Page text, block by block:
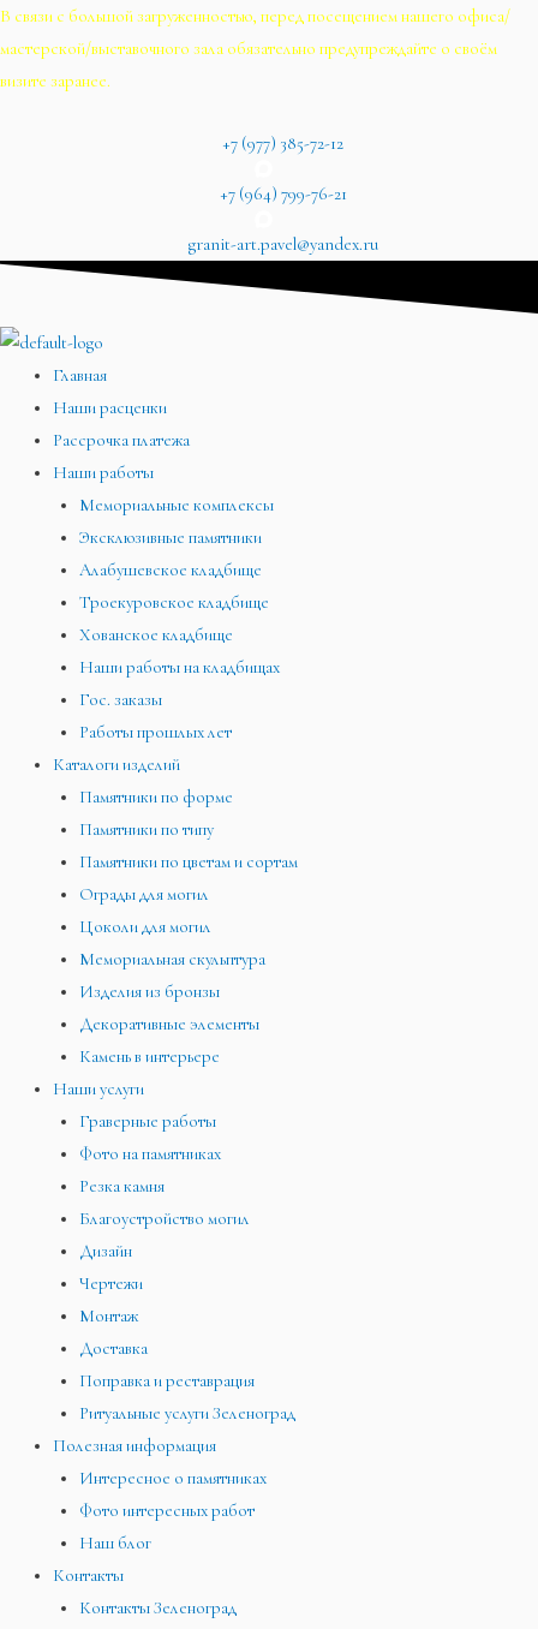
В связи с большой загруженностью, перед посещением нашего офиса/
мастерской/выставочного зала обязательно предупреждайте о своём
визите заранее.
+7 (977) 385-72-12
+7 (964) 799-76-21
granit-art.pavel@yandex.ru
Главная
Наши расценки
Рассрочка платежа
Наши работы
Мемориальные комплексы
Эксклюзивные памятники
Алабушевское кладбище
Троекуровское кладбище
Хованское кладбище
Наши работы на кладбищах
Гос. заказы
Работы прошлых лет
Каталоги изделий
Памятники по форме
Памятники по типу
Памятники по цветам и сортам
Ограды для могил
Цоколи для могил
Мемориальная скульптура
Изделия из бронзы
Декоративные элементы
Камень в интерьере
Наши услуги
Граверные работы
Фото на памятниках
Резка камня
Благоустройство могил
Дизайн
Чертежи
Монтаж
Доставка
Поправка и реставрация
Ритуальные услуги Зеленоград
Полезная информация
Интересное о памятниках
Фото интересных работ
Наш блог
Контакты
Контакты Зеленоград